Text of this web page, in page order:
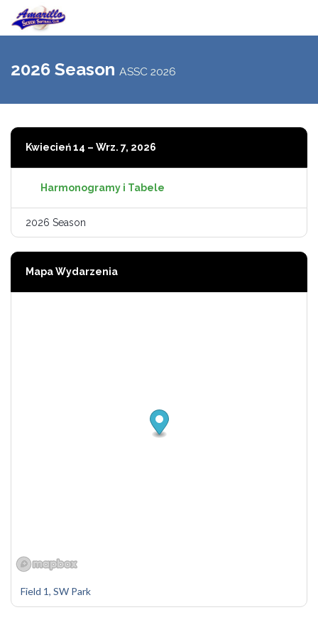
2026 Season ASSC 2026
Kwiecień 14 – Wrz. 7, 2026
Harmonogramy i Tabele
2026 Season
Mapa Wydarzenia
Field 1, SW Park